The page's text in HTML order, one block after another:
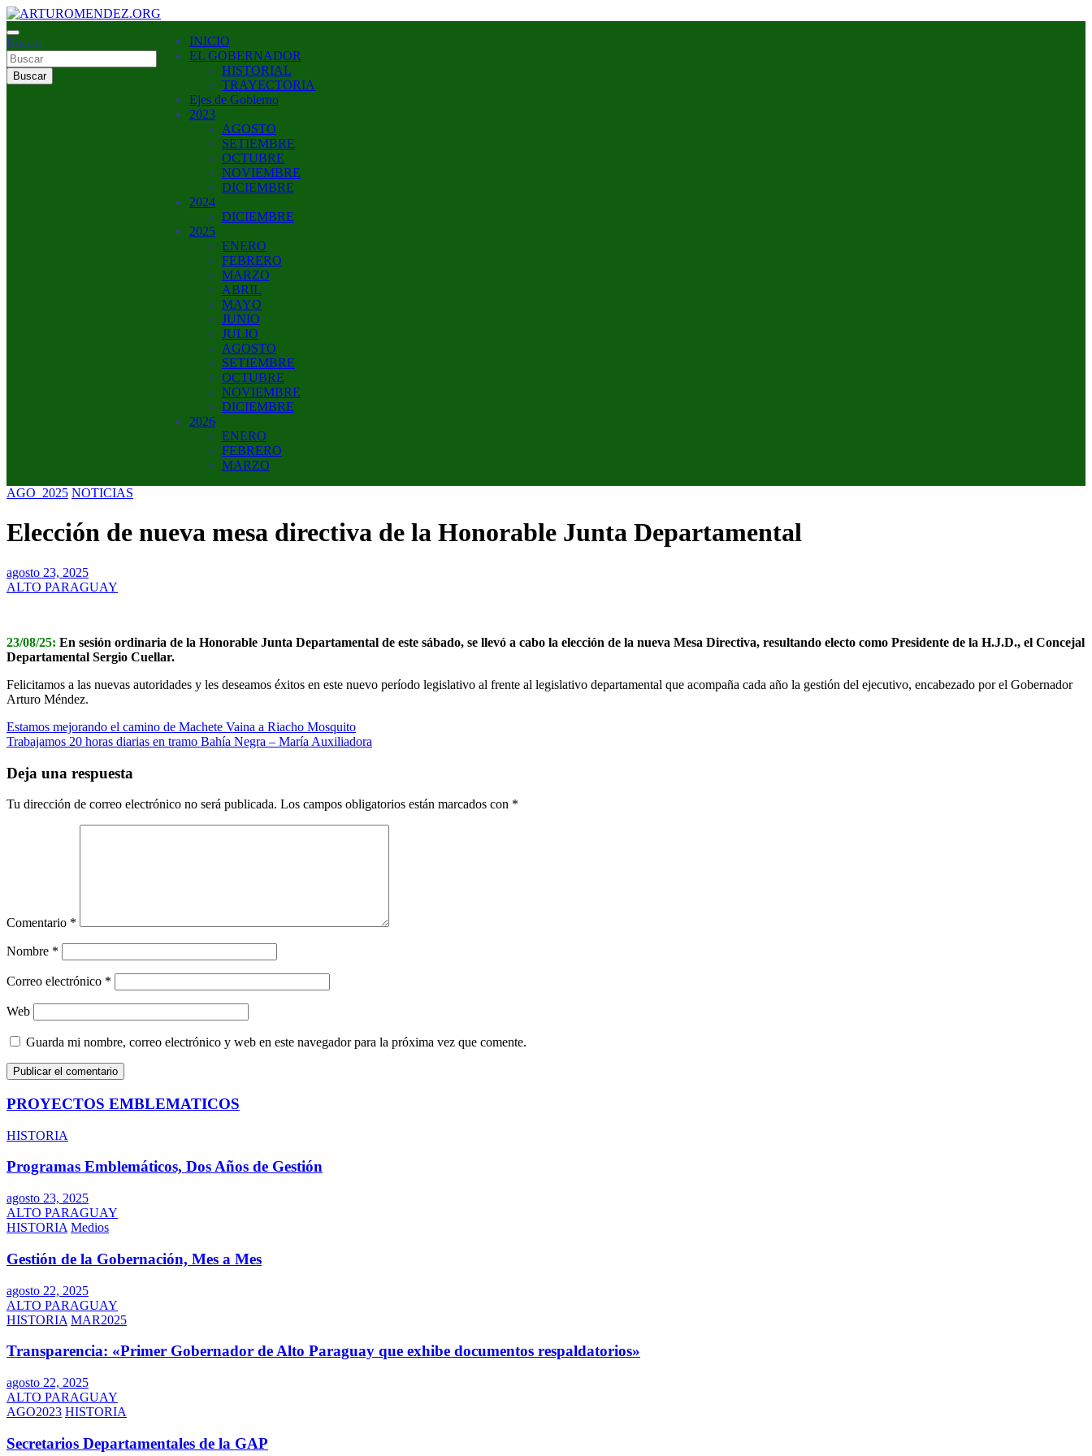
Saltar
al
contenido
ARTUROMENDEZ.ORG
ARTURO MENDEZ GOBERNADOR 2023
Buscar
Buscar
INICIO
EL GOBERNADOR
HISTORIAL
TRAYECTORIA
Ejes de Gobierno
2023
AGOSTO
SETIEMBRE
OCTUBRE
NOVIEMBRE
DICIEMBRE
2024
DICIEMBRE
2025
ENERO
FEBRERO
MARZO
ABRIL
MAYO
JUNIO
JULIO
AGOSTO
SETIEMBRE
OCTUBRE
NOVIEMBRE
DICIEMBRE
2026
ENERO
FEBRERO
MARZO
AGO_2025 NOTICIAS
Elección de nueva mesa directiva de la Honorable Junta Departamental
agosto 23, 2025
ALTO PARAGUAY
23/08/25: En sesión ordinaria de la Honorable Junta Departamental de este sábado, se llevó a cabo la elección de la nueva Mesa Directiva, resultando electo como Presidente de la H.J.D., el Concejal
Departamental Sergio Cuellar.
Felicitamos a las nuevas autoridades y les deseamos éxitos en este nuevo período legislativo al frente al legislativo departamental que acompaña cada año la gestión del ejecutivo, encabezado por el Gobernador
Arturo Méndez.
Navegación
de
entradas
Estamos mejorando el camino de Machete Vaina a Riacho Mosquito
Trabajamos 20 horas diarias en tramo Bahía Negra – María Auxiliadora
Deja una respuesta
Tu dirección de correo electrónico no será publicada. Los campos obligatorios están marcados con *
Comentario *
Nombre *
Correo electrónico *
Web
Guarda mi nombre, correo electrónico y web en este navegador para la próxima vez que comente.
PROYECTOS EMBLEMATICOS
HISTORIA
Programas Emblemáticos, Dos Años de Gestión
agosto 23, 2025
ALTO PARAGUAY
HISTORIA Medios
Gestión de la Gobernación, Mes a Mes
agosto 22, 2025
ALTO PARAGUAY
HISTORIA MAR2025
Transparencia: «Primer Gobernador de Alto Paraguay que exhibe documentos respaldatorios»
agosto 22, 2025
ALTO PARAGUAY
AGO2023 HISTORIA
Secretarios Departamentales de la GAP